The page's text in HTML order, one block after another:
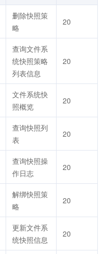
删除快照策
略
20
查询文件系
统快照策略
列表信息
20
文件系统快
照概览
20
查询快照列
表
20
查询快照操
作日志
20
解绑快照策
略
20
更新文件系
统快照信息
20